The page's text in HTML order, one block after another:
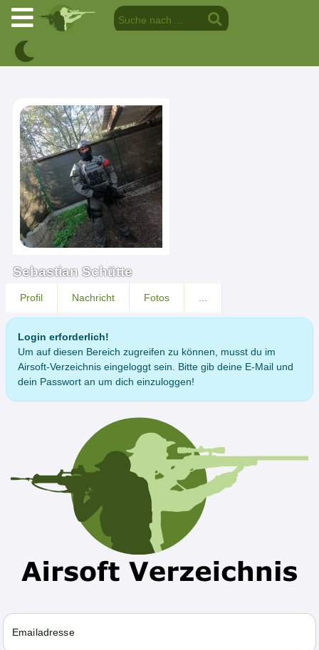
Sebastian Schütte
Profil Nachricht Fotos
Login erforderlich!
Um auf diesen Bereich zugreifen zu können, musst du im
Airsoft-Verzeichnis eingeloggt sein. Bitte gib deine E-Mail und
dein Passwort an um dich einzuloggen!
Emailadresse